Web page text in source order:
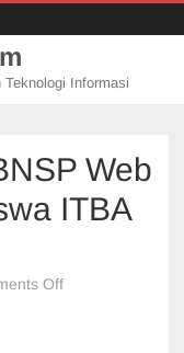
Informasi
Web
ITBA
Offon